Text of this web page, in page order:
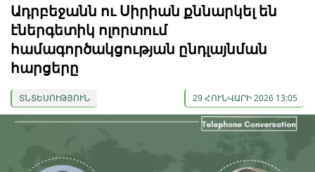
Ադրբեջանն ու Սիրիան քննարկել են
էներգետիկ ոլորտում
համագործակցության ընդլայնման
հարցերը
ՏՆՏԵՍՈՒԹՅՈՒՆ 29 ՀՈՒՆՎԱՐԻ 2026 13:05